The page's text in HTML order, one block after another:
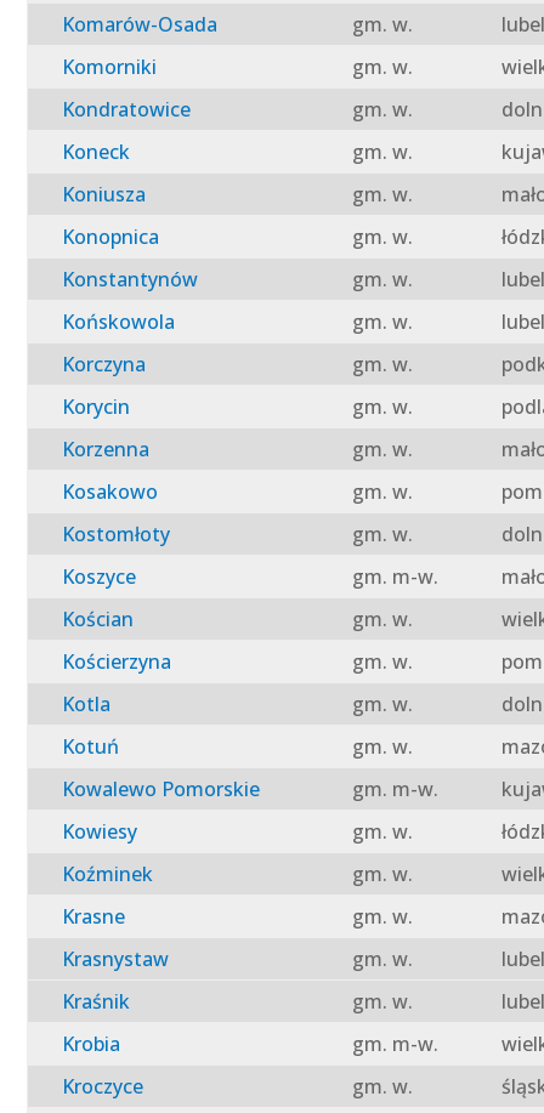
Komarów-Osada
gm. w.
Komorniki
gm. w.
Kondratowice
gm. w.
Koneck
gm. w.
Koniusza
gm. w.
Konopnica
gm. w.
Konstantynów
gm. w.
Końskowola
gm. w.
Korczyna
gm. w.
Korycin
gm. w.
Korzenna
gm. w.
Kosakowo
gm. w.
Kostomłoty
gm. w.
Koszyce
gm. m-w.
Kościan
gm. w.
Kościerzyna
gm. w.
Kotla
gm. w.
Kotuń
gm. w.
Kowalewo Pomorskie
gm. m-w.
Kowiesy
gm. w.
Koźminek
gm. w.
Krasne
gm. w.
Krasnystaw
gm. w.
Kraśnik
gm. w.
Krobia
gm. m-w.
Kroczyce
gm. w.